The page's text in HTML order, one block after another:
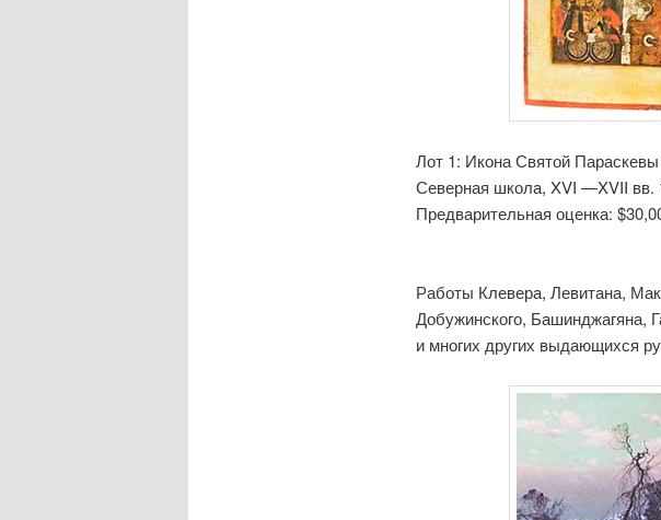
Лот 1: Икона Святой
Северная школа, XVI —XVII вв.
Предварительная оценка:
Работы Клевера, Левитана,
Добужинского, Башинджагяна,
и многих других выдающихся